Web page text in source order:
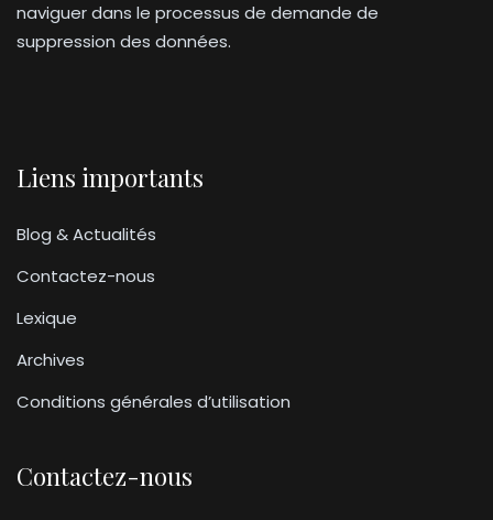
naviguer dans le processus de demande de
suppression des données.
Liens importants
Blog & Actualités
Contactez-nous
Lexique
Archives
Conditions générales d’utilisation
Contactez-nous